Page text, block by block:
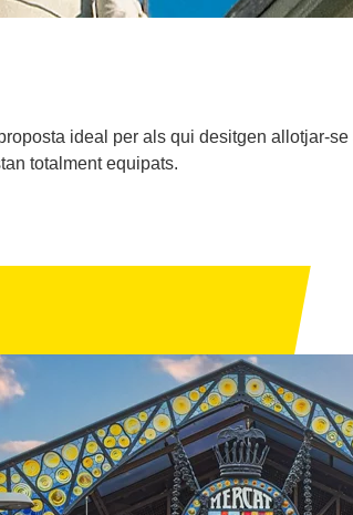
ideal per als qui desitgen allotjar-se
totalment equipats.